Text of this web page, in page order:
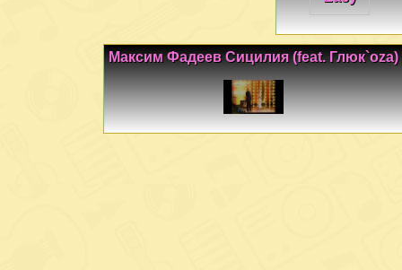
Максим Фадеев Сицилия (feat. Глюк`oza)